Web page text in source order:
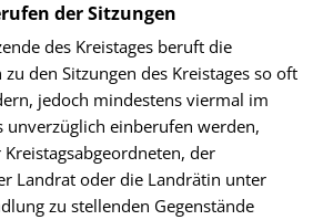
der Sitzungen
des Kreistages beruft die
den Sitzungen des Kreistages so oft
jedoch mindestens viermal im
unverzüglich einberufen werden,
der
Landrat oder die Landrätin unter
zu stellenden Gegenstände